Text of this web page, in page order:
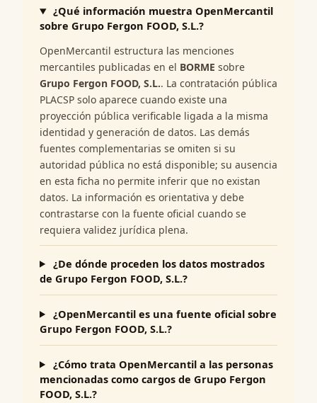
¿Qué información muestra OpenMercantil
sobre Grupo Fergon FOOD, S.L.?
OpenMercantil estructura las menciones
mercantiles publicadas en el BORME sobre
Grupo Fergon FOOD, S.L.. La contratación pública
PLACSP solo aparece cuando existe una
proyección pública verificable ligada a la misma
identidad y generación de datos. Las demás
fuentes complementarias se omiten si su
autoridad pública no está disponible; su ausencia
en esta ficha no permite inferir que no existan
datos. La información es orientativa y debe
contrastarse con la fuente oficial cuando se
requiera validez jurídica plena.
¿De dónde proceden los datos mostrados
de Grupo Fergon FOOD, S.L.?
¿OpenMercantil es una fuente oficial sobre
Grupo Fergon FOOD, S.L.?
¿Cómo trata OpenMercantil a las personas
mencionadas como cargos de Grupo Fergon
FOOD, S.L.?